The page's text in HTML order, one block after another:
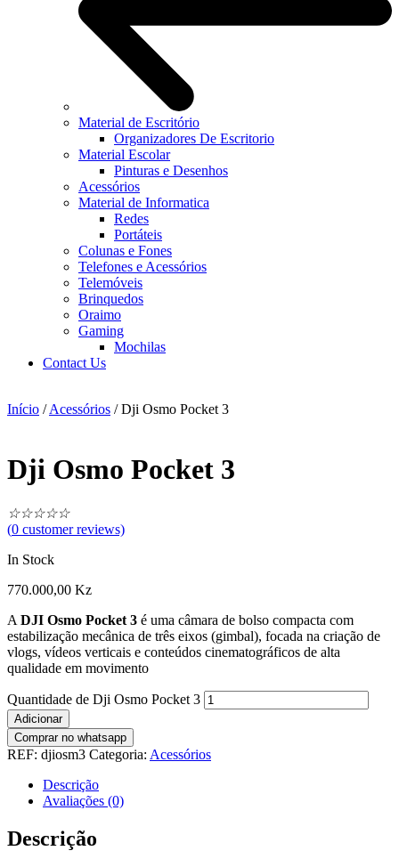
Material de Escritório
Organizadores De Escritorio
Material Escolar
Pinturas e Desenhos
Acessórios
Material de Informatica
Redes
Portáteis
Colunas e Fones
Telefones e Acessórios
Telemóveis
Brinquedos
Oraimo
Gaming
Mochilas
Contact Us
Início /Acessórios / Dji Osmo Pocket 3
Dji Osmo Pocket 3
☆☆☆☆☆
(0 customer reviews)
In Stock
770.000,00 Kz
A DJI Osmo Pocket 3 é uma câmara de bolso compacta com
estabilização mecânica de três eixos (gimbal), focada na criação de
vlogs, vídeos verticais e conteúdos cinematográficos de alta
qualidade em movimento
Quantidade de Dji Osmo Pocket 3
Adicionar
Comprar no whatsapp
REF: djiosm3 Categoria: Acessórios
Descrição
Avaliações (0)
Descrição